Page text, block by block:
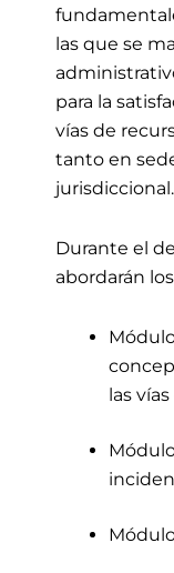
las que se
para la
vías de
tanto en
jurisdiccional.
Durante el
abordarán
las